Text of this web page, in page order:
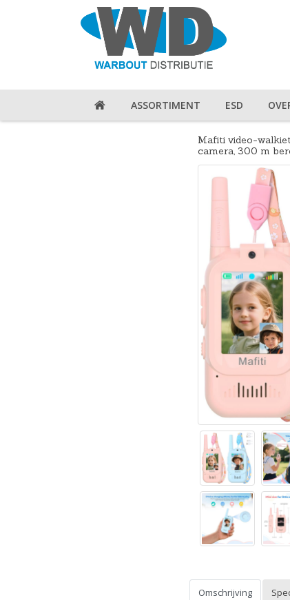
ASSORTIMENT ESD
Mafiti video-
camera, 300 m
Omschrijving